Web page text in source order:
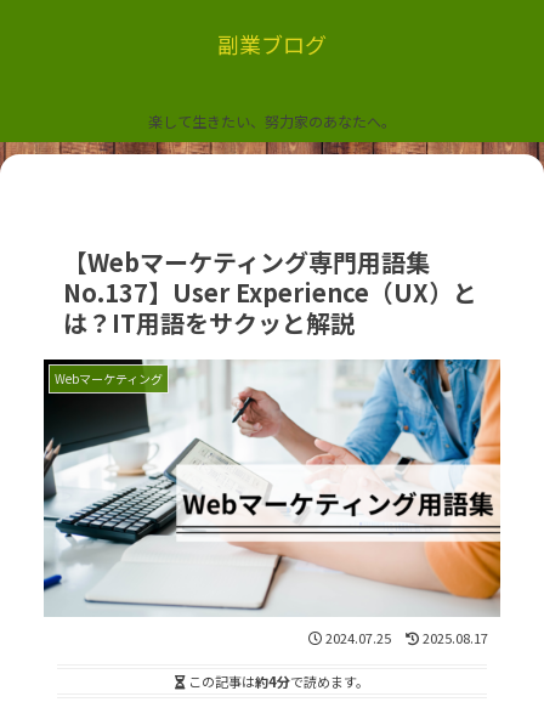
副業ブログ
楽して生きたい、努力家のあなたへ。
【Webマーケティング専門用語集
No.137】User Experience（UX）と
は？IT用語をサクッと解説
Webマーケティング
2024.07.25 2025.08.17
この記事は約4分で読めます。